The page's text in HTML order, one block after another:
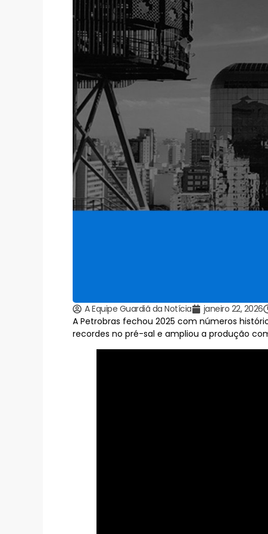
A Equipe Guardiã da Notícia janeiro 22, 2026
A Petrobras fechou 2025 com números
recordes no pré-sal e ampliou a produção